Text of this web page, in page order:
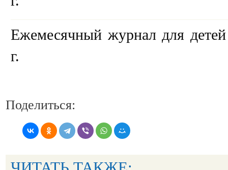
Ежемесячный журнал для
г.
Поделиться: